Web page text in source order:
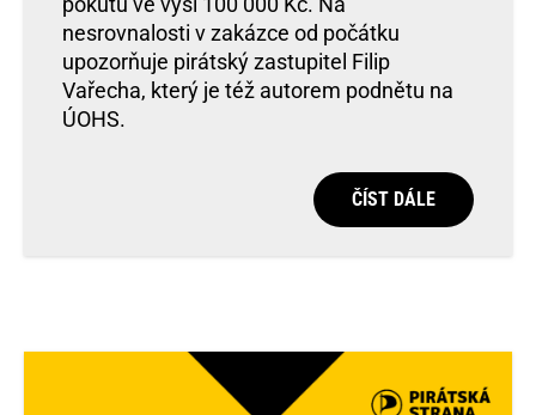
nesrovnalosti v zakázce od počátku
upozorňuje pirátský zastupitel Filip
Vařecha, který je též autorem podnětu na
ÚOHS.
ČÍST DÁLE